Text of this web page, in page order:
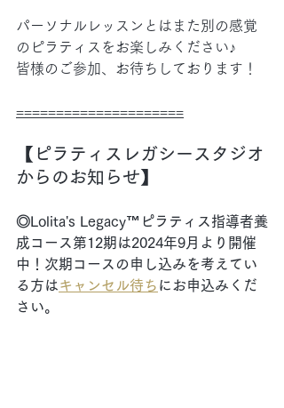
パーソナルレッスンとはまた別の感覚
のピラティスをお楽しみください♪
皆様のご参加、お待ちしております！
=====================
【ピラティスレガシースタジオ
からのお知らせ】
◎Lolita's Legacy™︎ピラティス指導者養
成コース第12期は2024年9月より開催
中！次期コースの申し込みを考えてい
る方は キャンセル待ち にお申込みくだ
さい。